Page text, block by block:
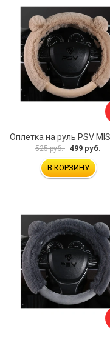
525 руб. 499 руб.
В КОРЗИНУ